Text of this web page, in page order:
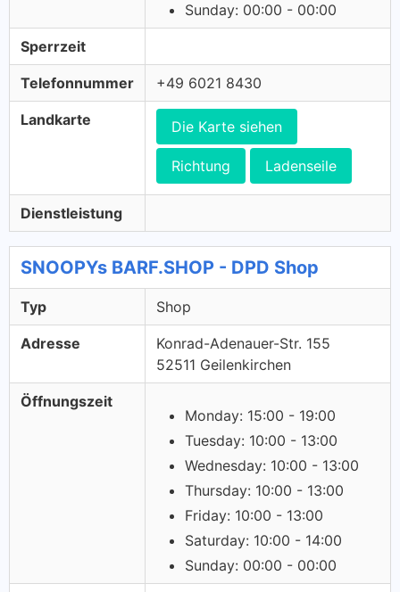
Sunday: 00:00 - 00:00
Sperrzeit
Telefonnummer +49 6021 8430
Landkarte Die Karte siehen
Richtung Ladenseile
Dienstleistung
SNOOPYs BARF.SHOP - DPD Shop
Typ Shop
Adresse
Konrad-Adenauer-Str. 155
52511 Geilenkirchen
Öffnungszeit
Monday: 15:00 - 19:00
Tuesday: 10:00 - 13:00
Wednesday: 10:00 - 13:00
Thursday: 10:00 - 13:00
Friday: 10:00 - 13:00
Saturday: 10:00 - 14:00
Sunday: 00:00 - 00:00